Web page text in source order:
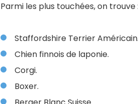
Parmi les plus touchées, on trouve :
Staffordshire Terrier Américain.
Chien finnois de laponie.
Corgi.
Boxer.